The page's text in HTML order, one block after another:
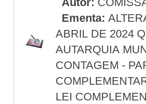
Ementa:
ABRIL DE 2024
AUTARQUIA
CONTAGEM -
LEI